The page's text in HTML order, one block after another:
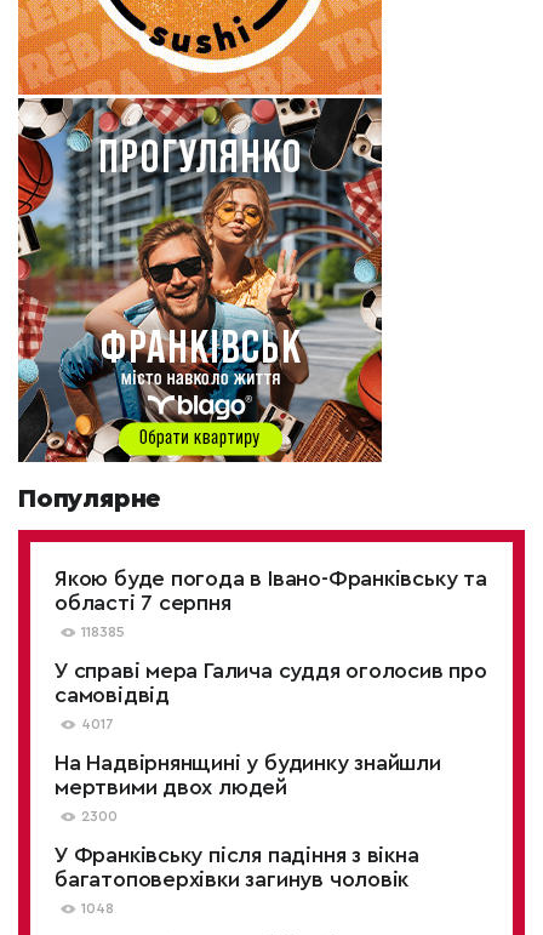
Популярне
Якою буде погода в Івано-Франківську та
області 7 серпня
118385
У справі мера Галича суддя оголосив про
самовідвід
4017
На Надвірнянщині у будинку знайшли
мертвими двох людей
2300
У Франківську після падіння з вікна
багатоповерхівки загинув чоловік
1048